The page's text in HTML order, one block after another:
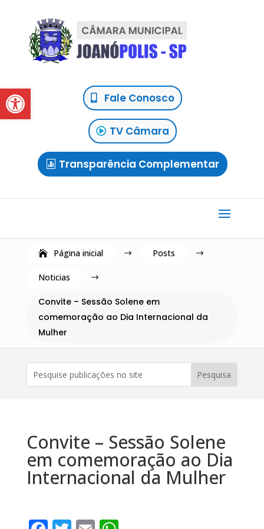
Abrir a barra de ferramentasFale Conosco
TV Câmara
Transparência Complementar
Página inicial $ Posts $
Noticias $
Convite – Sessão Solene em
comemoração ao Dia Internacional da
Mulher
Convite – Sessão Solene
em comemoração ao Dia
Internacional da Mulher